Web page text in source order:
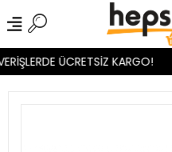
ÜCRETSİZ KARGO!